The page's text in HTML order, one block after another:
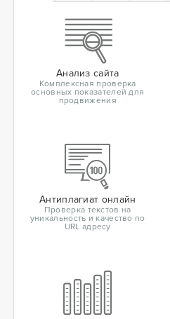
Анализ сайта
Комплексная проверка
основных показателей для
продвижения
Антиплагиат онлайн
Проверка текстов на
уникальность и качество по
URL адресу